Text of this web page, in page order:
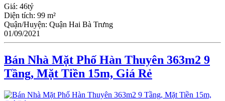
Giá: 46tỷ
Diện tích: 99 m²
Quận/Huyện: Quận Hai Bà Trưng
01/09/2021
Bán Nhà Mặt Phố Hàn Thuyên 363m2 9
Tầng, Mặt Tiền 15m, Giá Rẻ